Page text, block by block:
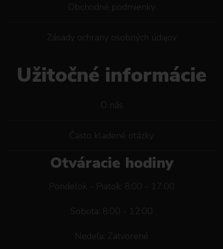
Obchodné podmienky
Zásady ochrany osobných údajov
Užitočné informácie
O nás
Často kladené otázky
Otváracie hodiny
Pondelok - Piatok: 8:00 - 17:00
Sobota: 8:00 - 12:00
Nedeľa: Zatvorené